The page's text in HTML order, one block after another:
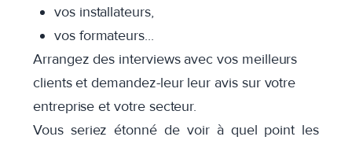
vos installateurs,
vos formateurs...
Arrangez des interviews avec vos meilleurs
clients et demandez-leur leur avis sur votre
entreprise et votre secteur.
Vous seriez étonné de voir à quel point les